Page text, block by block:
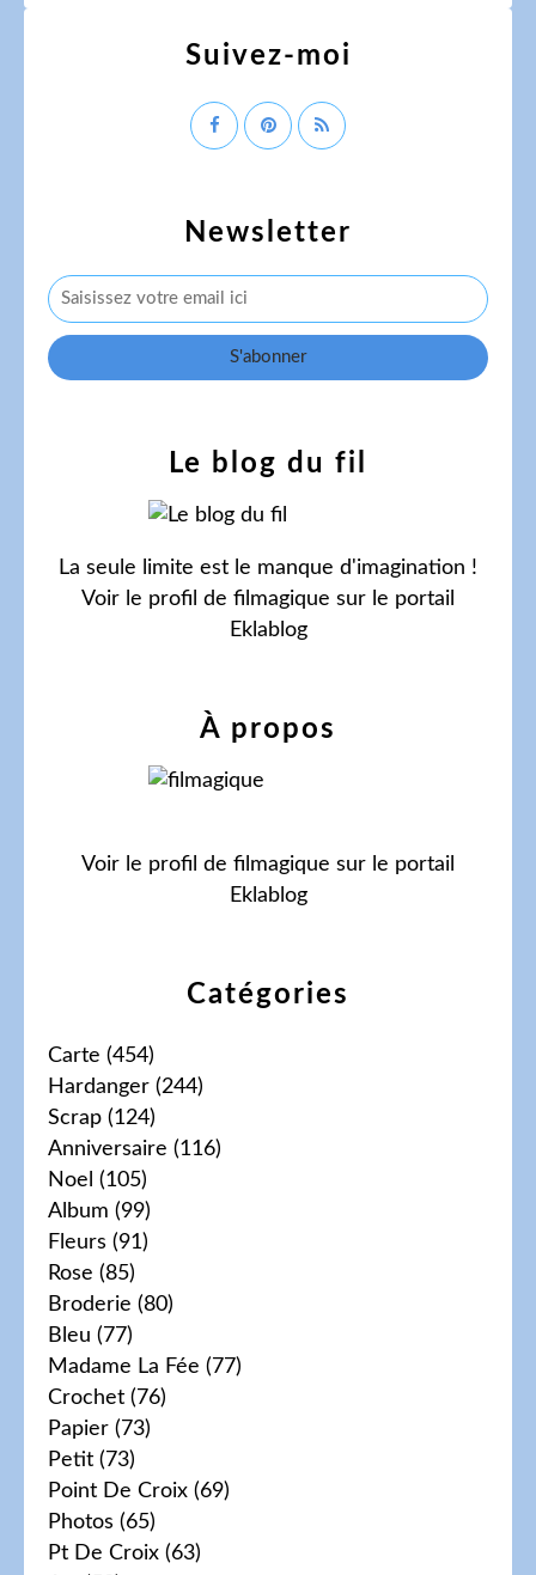
Newsletter
Catégories
Carte (454)
Hardanger (244)
Scrap (124)
Anniversaire (116)
Noel (105)
Album (99)
Fleurs (91)
Rose (85)
Broderie (80)
Bleu (77)
Madame La Fée (77)
Crochet (76)
Papier (73)
Petit (73)
Point De Croix (69)
Photos (65)
Pt De Croix (63)
Le blog du fil
La seule limite est le manque d'imagination !
Voir le profil de filmagique sur le portail
Eklablog
Suivez-moi
À propos
Voir le profil de filmagique sur le portail
Eklablog